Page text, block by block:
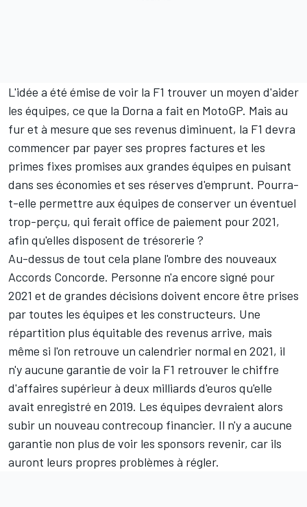
L'idée a été émise de voir la F1 trouver un moyen d'aider
les équipes, ce que la Dorna a fait en MotoGP. Mais au
fur et à mesure que ses revenus diminuent, la F1 devra
commencer par payer ses propres factures et les
primes fixes promises aux grandes équipes en puisant
dans ses économies et ses réserves d'emprunt. Pourra-
t-elle permettre aux équipes de conserver un éventuel
trop-perçu, qui ferait office de paiement pour 2021,
afin qu'elles disposent de trésorerie ?
Au-dessus de tout cela plane l'ombre des nouveaux
Accords Concorde. Personne n'a encore signé pour
2021 et de grandes décisions doivent encore être prises
par toutes les équipes et les constructeurs. Une
répartition plus équitable des revenus arrive, mais
même si l'on retrouve un calendrier normal en 2021, il
n'y aucune garantie de voir la F1 retrouver le chiffre
d'affaires supérieur à deux milliards d'euros qu'elle
avait enregistré en 2019. Les équipes devraient alors
subir un nouveau contrecoup financier. Il n'y a aucune
garantie non plus de voir les sponsors revenir, car ils
auront leurs propres problèmes à régler.